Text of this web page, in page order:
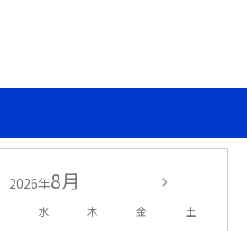
2026年8月
水 木 金 土